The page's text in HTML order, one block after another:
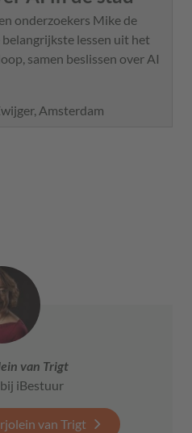
onderzoekers Mike de
belangrijkste lessen uit het
samen beslissen over AI
Amsterdam
van Trigt
iBestuur
van Trigt